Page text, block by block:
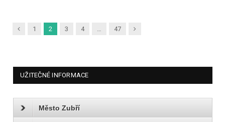
Předchozí
1 2 3 4 47 Další
UŽITEČNÉ INFORMACE
Město Zubří